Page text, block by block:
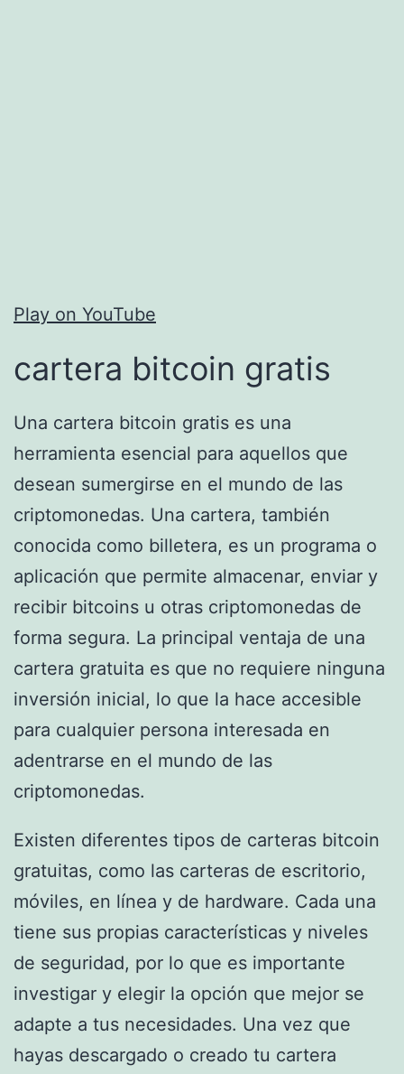
Play on YouTube
cartera bitcoin gratis
Una cartera bitcoin gratis es una
herramienta esencial para aquellos que
desean sumergirse en el mundo de las
criptomonedas. Una cartera, también
conocida como billetera, es un programa o
aplicación que permite almacenar, enviar y
recibir bitcoins u otras criptomonedas de
forma segura. La principal ventaja de una
cartera gratuita es que no requiere ninguna
inversión inicial, lo que la hace accesible
para cualquier persona interesada en
adentrarse en el mundo de las
criptomonedas.
Existen diferentes tipos de carteras bitcoin
gratuitas, como las carteras de escritorio,
móviles, en línea y de hardware. Cada una
tiene sus propias características y niveles
de seguridad, por lo que es importante
investigar y elegir la opción que mejor se
adapte a tus necesidades. Una vez que
hayas descargado o creado tu cartera